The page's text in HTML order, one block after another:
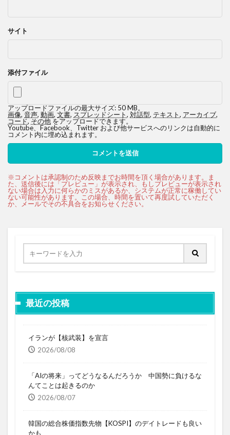
サイト
添付ファイル
アップロードファイルの最大サイズ: 50 MB。
画像, 音声, 動画, 文書, スプレッドシート, 対話型, テキスト, アーカイブ,
コード,その他をアップロードできます。
Youtube、Facebook、Twitter および他サービスへのリンクは自動的に
コメント内に埋め込まれます。
最近の投稿
イランが【核武装】を宣言
2026/08/08
「AIの将来」ってどうなるんだろうか 中国勢に負けるな
んてことは起きるのか
2026/08/07
韓国の総合株価指数先物【KOSPI】のデイトレードも良い
かも